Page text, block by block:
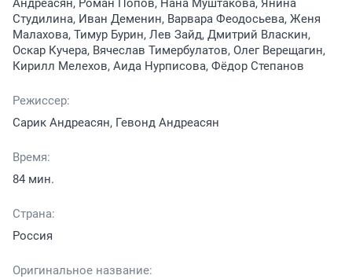
Андреасян, Роман Попов, Нана Муштакова, Янина
Студилина, Иван Деменин, Варвара Феодосьева, Женя
Малахова, Тимур Бурин, Лев Зайд, Дмитрий Власкин,
Оскар Кучера, Вячеслав Тимербулатов, Олег Верещагин,
Кирилл Мелехов, Аида Нурписова, Фёдор Степанов
Режиссер:
Сарик Андреасян, Гевонд Андреасян
Время:
84 мин.
Страна:
Россия
Оригинальное название: